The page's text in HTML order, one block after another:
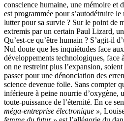
conscience humaine, une mémoire et
est programmée pour s’autodétruire
lutter pour sa survie ? Sur le point de
extremis par un certain Paul Lizard,
Qu’est-ce qu’être humain ? S’agit-il
Nul doute que les inquiétudes face
développements technologiques,
on ne restreint plus l’expansion,
passer pour une dénonciation des
science devenue folle. Sans compter
inférieure à peine nourrie d’oxygène,
toute-puissance de l’éternité. En ce
méga-entreprise électronique »,